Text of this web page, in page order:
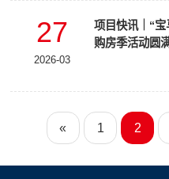
27
2026-03
项目快讯｜“
购房季活动圆
« 1 2